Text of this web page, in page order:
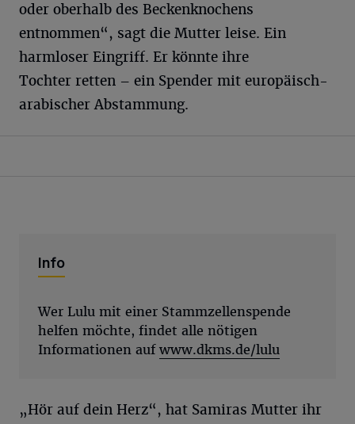
oder oberhalb des Beckenknochens
entnommen“, sagt die Mutter leise. Ein
harmloser Eingriff. Er könnte ihre
Tochter retten – ein Spender mit europäisch-
arabischer Abstammung.
Info
Wer Lulu mit einer Stammzellenspende
helfen möchte, findet alle nötigen
Informationen aufwww.dkms.de/lulu
„Hör auf dein Herz“, hat Samiras Mutter ihr